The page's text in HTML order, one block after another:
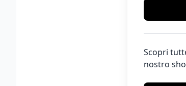
Scopri
nostro